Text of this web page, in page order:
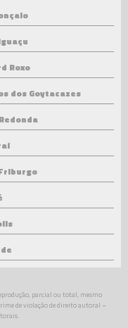
Roxo
dos Goytacazes
parcial ou total, mesmo
de violação de direito autoral –
.